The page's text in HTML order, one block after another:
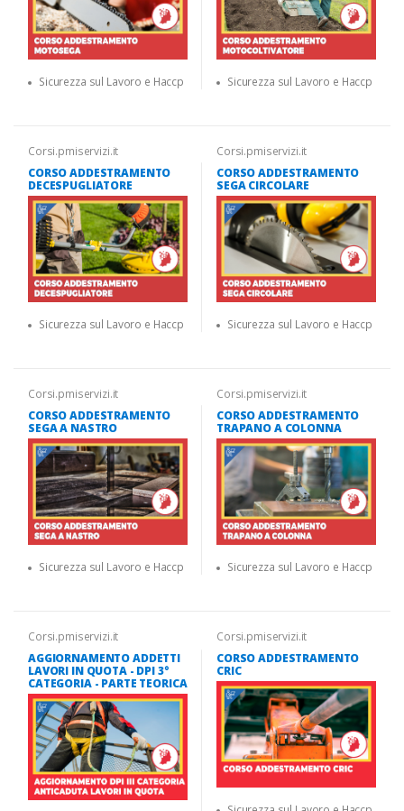
Sicurezza sul Lavoro e Haccp Sicurezza sul Lavoro e Haccp
Corsi.pmiservizi.it
CORSO ADDESTRAMENTO
DECESPUGLIATORE
Sicurezza sul Lavoro e Haccp
Corsi.pmiservizi.it
CORSO ADDESTRAMENTO
SEGA CIRCOLARE
Sicurezza sul Lavoro e Haccp
Corsi.pmiservizi.it
CORSO ADDESTRAMENTO
SEGA A NASTRO
Sicurezza sul Lavoro e Haccp
Corsi.pmiservizi.it
CORSO ADDESTRAMENTO
TRAPANO A COLONNA
Sicurezza sul Lavoro e Haccp
Corsi.pmiservizi.it
AGGIORNAMENTO ADDETTI
LAVORI IN QUOTA - DPI 3°
CATEGORIA - PARTE TEORICA
Corsi.pmiservizi.it
CORSO ADDESTRAMENTO
CRIC